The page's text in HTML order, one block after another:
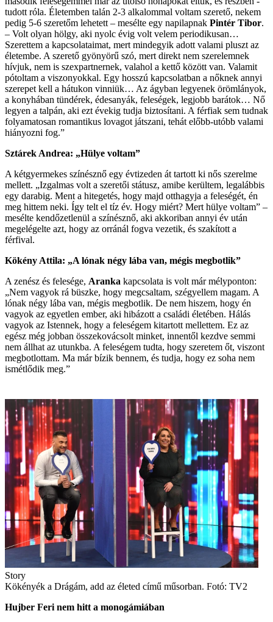
tudott róla. Életemben talán 2-3 alkalommal voltam szerető, nekem
pedig 5-6 szeretőm lehetett – ­mesélte egy napilapnak ­ Pintér Tibor.
– Volt olyan hölgy, aki nyolc évig volt velem periodikusan…
Szerettem a kapcsolataimat, mert mindegyik adott valami pluszt az
életembe. A ­szerető ­gyönyörű szó, mert ­direkt nem szerelemnek
hívjuk, nem is szexpartnernek, valahol a kettő között van. Valamit
pótoltam a viszonyokkal. Egy ­hosszú kapcsolatban a nőknek annyi
szerepet kell a hátukon vinniük… Az ágyban legyenek örömlányok,
a konyhában tündérek, édesanyák, feleségek, legjobb ­barátok… Nő
­legyen a talpán, aki ezt ­évekig tudja biztosítani. A férfiak sem tudnak
folyamatosan ­romantikus lovagot játszani, tehát előbb-utóbb ­valami
hiá­nyozni fog.”
Sztárek Andrea: „Hülye voltam”
A kétgyermekes színésznő egy évtizeden át tartott ki nős szerelme
mellett. „Izgalmas volt a szeretői státusz, amibe kerültem, legalábbis
egy darabig. Ment a hitegetés, hogy majd otthagyja a feleségét, én
meg hittem neki. Így telt el tíz év. Hogy miért? Mert hülye voltam” –
mesélte kendőzetlenül a színésznő, aki akkoriban annyi év után
megelégelte azt, hogy az orránál fogva vezetik, és szakított a
férfival.
Kökény Attila: „A lónak négy lába van, mégis megbotlik”
A zenész és felesége, Aranka kapcsolata is volt már mélyponton:
„Nem vagyok rá büszke, hogy megcsaltam, szégyellem magam. A
lónak négy lába van, mégis megbotlik. De nem hiszem, hogy én
vagyok az egyetlen ember, aki hibázott a családi életében. Hálás
vagyok az Istennek, hogy a feleségem kitartott mellettem. Ez az
egész még jobban összekovácsolt minket, innentől kezdve semmi
nem állhat az utunkba. A feleségem tudta, hogy szeretem őt, viszont
megbotlottam. Ma már bízik bennem, és tudja, hogy ez soha nem
ismétlődik meg.”
Story
Kökényék a Drágám, add az életed című műsorban. Fotó: TV2
Hujber Feri nem hitt a monogámiában